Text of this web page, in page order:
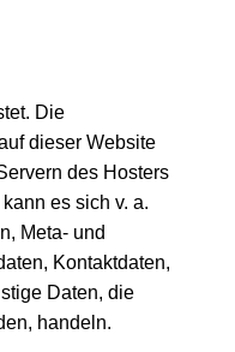
Die
dieser Website
des Hosters
es sich v. a.
Meta- und
Kontaktdaten,
Daten, die
handeln.